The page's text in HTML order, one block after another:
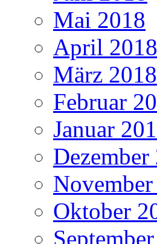
Mai 2018
April 2018
März 2018
Februar
Januar
Dezember
Oktober